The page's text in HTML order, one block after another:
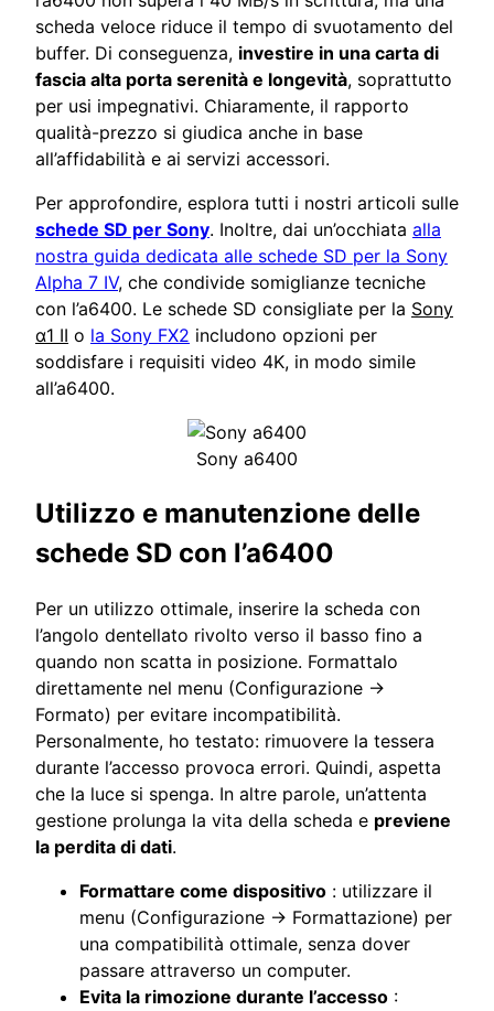
scheda veloce riduce il tempo di svuotamento del
buffer. Di conseguenza, investire in una carta di
fascia alta porta serenità e longevità, soprattutto
per usi impegnativi. Chiaramente, il rapporto
qualità-prezzo si giudica anche in base
all’affidabilità e ai servizi accessori.
Per approfondire, esplora tutti i nostri articoli sulle
schede SD per Sony. Inoltre, dai un’occhiata alla
nostra guida dedicata alle schede SD per la Sony
Alpha 7 IV, che condivide somiglianze tecniche
con l’a6400. Le schede SD consigliate per la Sony
α1 II o la Sony FX2 includono opzioni per
soddisfare i requisiti video 4K, in modo simile
all’a6400.
Sony a6400
Utilizzo e manutenzione delle
schede SD con l’a6400
Per un utilizzo ottimale, inserire la scheda con
l’angolo dentellato rivolto verso il basso fino a
quando non scatta in posizione. Formattalo
direttamente nel menu (Configurazione →
Formato) per evitare incompatibilità.
Personalmente, ho testato: rimuovere la tessera
durante l’accesso provoca errori. Quindi, aspetta
che la luce si spenga. In altre parole, un’attenta
gestione prolunga la vita della scheda e previene
la perdita di dati.
Formattare come dispositivo : utilizzare il
menu (Configurazione → Formattazione) per
una compatibilità ottimale, senza dover
passare attraverso un computer.
Evita la rimozione durante l’accesso :